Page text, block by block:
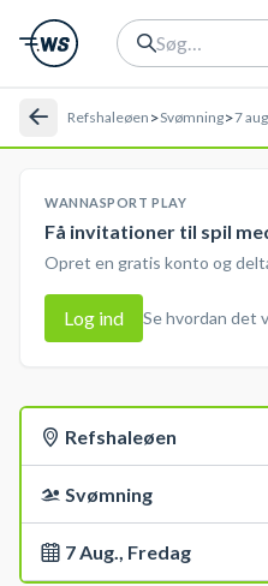
Refshaleøen >Svømning>7
WANNASPORT PLAY
Få invitationer til spil
Opret en gratis konto og
Log ind Se hvordan det
Refshaleøen
Svømning
7 Aug., Fredag